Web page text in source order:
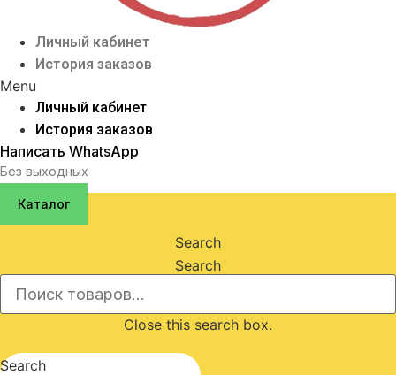
Личный кабинет
История заказов
Menu
Личный кабинет
История заказов
Написать WhatsApp
Без выходных
Каталог
Search
Search
Close this search box.
Search